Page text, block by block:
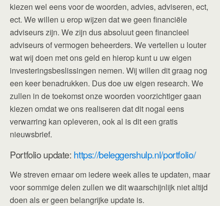
kiezen wel eens voor de woorden, advies, adviseren, ect,
ect. We willen u erop wijzen dat we geen financiële
adviseurs zijn. We zijn dus absoluut geen financieel
adviseurs of vermogen beheerders. We vertellen u louter
wat wij doen met ons geld en hierop kunt u uw eigen
investeringsbeslissingen nemen. Wij willen dit graag nog
een keer benadrukken. Dus doe uw eigen research. We
zullen in de toekomst onze woorden voorzichtiger gaan
kiezen omdat we ons realiseren dat dit nogal eens
verwarring kan opleveren, ook al is dit een gratis
nieuwsbrief.
Portfolio update: https://beleggershulp.nl/portfolio/
We streven ernaar om iedere week alles te updaten, maar
voor sommige delen zullen we dit waarschijnlijk niet altijd
doen als er geen belangrijke update is.